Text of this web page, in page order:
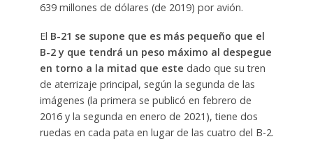
639 millones de dólares (de 2019) por avión.
El B-21 se supone que es más pequeño que el
B-2 y que tendrá un peso máximo al despegue
en torno a la mitad que este dado que su tren
de aterrizaje principal, según la segunda de las
imágenes (la primera se publicó en febrero de
2016 y la segunda en enero de 2021), tiene dos
ruedas en cada pata en lugar de las cuatro del B-2.